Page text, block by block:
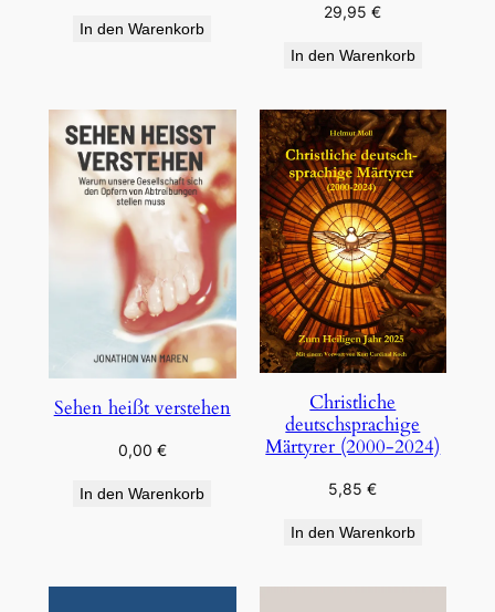
In den Warenkorb
29,95€
In den Warenkorb
Sehen heißt verstehen
0,00 €
In den Warenkorb
Christliche
deutschsprachige
Märtyrer (2000-2024)
5,85€
In den Warenkorb